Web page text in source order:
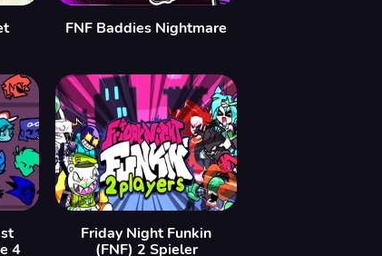
FNF Baddies Nightmare
4
Friday Night Funkin
(FNF) 2 Spieler